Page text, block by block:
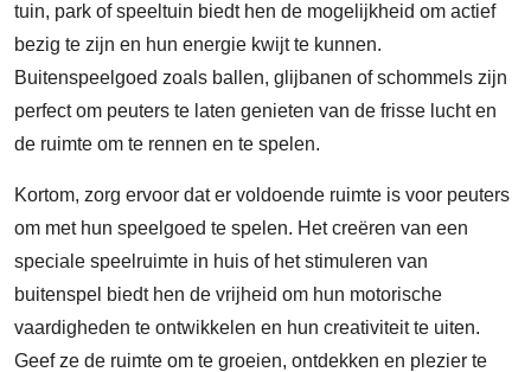
tuin, park of speeltuin biedt hen de mogelijkheid om actief
bezig te zijn en hun energie kwijt te kunnen.
Buitenspeelgoed zoals ballen, glijbanen of schommels zijn
perfect om peuters te laten genieten van de frisse lucht en
de ruimte om te rennen en te spelen.
Kortom, zorg ervoor dat er voldoende ruimte is voor peuters
om met hun speelgoed te spelen. Het creëren van een
speciale speelruimte in huis of het stimuleren van
buitenspel biedt hen de vrijheid om hun motorische
vaardigheden te ontwikkelen en hun creativiteit te uiten.
Geef ze de ruimte om te groeien, ontdekken en plezier te